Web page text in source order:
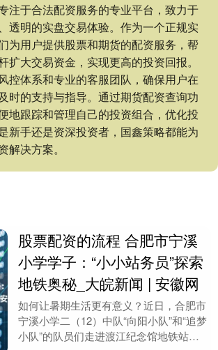
注于合法配资服务的专业平台，致力于
透明的实盘交易体验。作为一个正规实
为用户提供股票和期货的配资服务，帮
扩大交易资金，实现更高的投资回报。
控体系和专业的客服团队，确保用户在
时的支持与指导。通过期货配资查询功
地跟踪和管理自己的投资组合，优化投
新手还是资深投资者，国鑫策略都能为
解决方案。
股票配资的流程 合肥市宁溪
小学学子：“小小站务员”探索
地铁奥秘_大皖新闻 | 安徽网
如何让暑期生活更有意义？近日，合肥市
宁溪小学二（12）中队“向阳小队”和“追梦
小队”的队员们走进渡江纪念馆地铁站，